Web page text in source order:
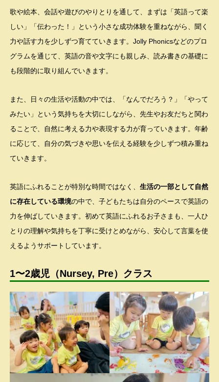
歌や絵本、会話や遊びのやりとりを通して、まずは「英語って楽
しい」「伝わった！」という小さな成功体験を重ねながら、聞く
力や話す力を少しずつ育てていきます。Jolly Phonicsなどのプロ
グラムを通じて、英語の音や文字にも親しみ、読み書きの基礎に
も段階的に取り組んでいきます。
また、日々の生活や活動の中では、「なんでだろう？」「やって
みたい」という気持ちを大切にしながら、先生やお友だちと関わ
ることで、自然に考える力や表現する力が育っていきます。年齢
に応じて、自分の気づきや思いを伝える経験を少しずつ積み重ね
ていきます。
英語にふれることが特別な時間ではなく、 生活の一部として自然
に存在している環境の中で、子どもたちは自分のペースで英語の
力を伸ばしていきます。初めて英語にふれるお子さまも、一人ひ
とりの理解や気持ちを丁寧に受けとめながら、安心して言葉を使
えるようサポートしています。
1〜2歳児（Nursey, Pre）クラス